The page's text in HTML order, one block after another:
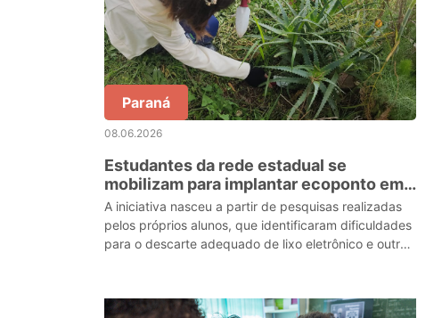
Paraná
08.06.2026
Estudantes da rede estadual se
mobilizam para implantar ecoponto em
São José dos Pinhais
A iniciativa nasceu a partir de pesquisas realizadas
pelos próprios alunos, que identificaram dificuldades
para o descarte adequado de lixo eletrônico e outros